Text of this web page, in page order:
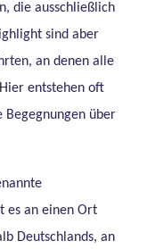
die ausschließlich
sind aber
an denen alle
entstehen oft
über
es an einen Ort
Deutschlands, an